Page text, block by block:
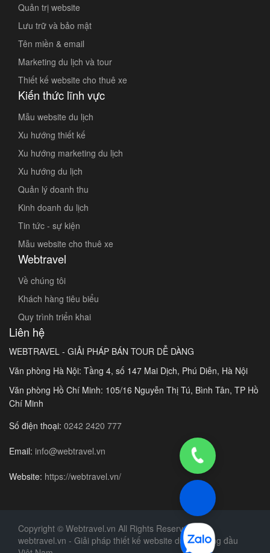
Quản trị website
Lưu trữ và bảo mật
Tên miền & email
Marketing du lịch và tour
Thiết kế website cho thuê xe
Kiến thức lĩnh vực
Mẫu website du lịch
Xu hướng thiết kế
Xu hướng marketing du lịch
Xu hướng du lịch
Quản lý doanh thu
Kinh doanh du lịch
Tin tức - sự kiện
Mẫu website cho thuê xe
Webtravel
Về chúng tôi
Khách hàng tiêu biểu
Quy trình triển khai
Liên hệ
WEBTRAVEL - GIẢI PHÁP BÁN TOUR DỄ DÀNG
Văn phòng Hà Nội: Tầng 4, số 147 Mai Dịch, Phú Diễn, Hà Nội
Văn phòng Hồ Chí Minh: 105/16 Nguyễn Thị Tú, Bình Tân, TP Hồ
Chí Minh
Số điện thoại: 0242 2420 777
Email: info@webtravel.vn
Website: https://webtravel.vn/
Copyright © Webtravel.vn All Rights Reserved
webtravel.vn - Giải pháp thiết kế website du lịch hàng đầu